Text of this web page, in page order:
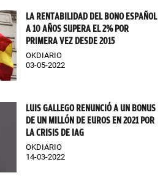
LA RENTABILIDAD DEL BONO ESPAÑOL
A 10 AÑOS SUPERA EL 2% POR
PRIMERA VEZ DESDE 2015
OKDIARIO
03-05-2022
LUIS GALLEGO RENUNCIÓ A UN BONUS
DE UN MILLÓN DE EUROS EN 2021 POR
LA CRISIS DE IAG
OKDIARIO
14-03-2022